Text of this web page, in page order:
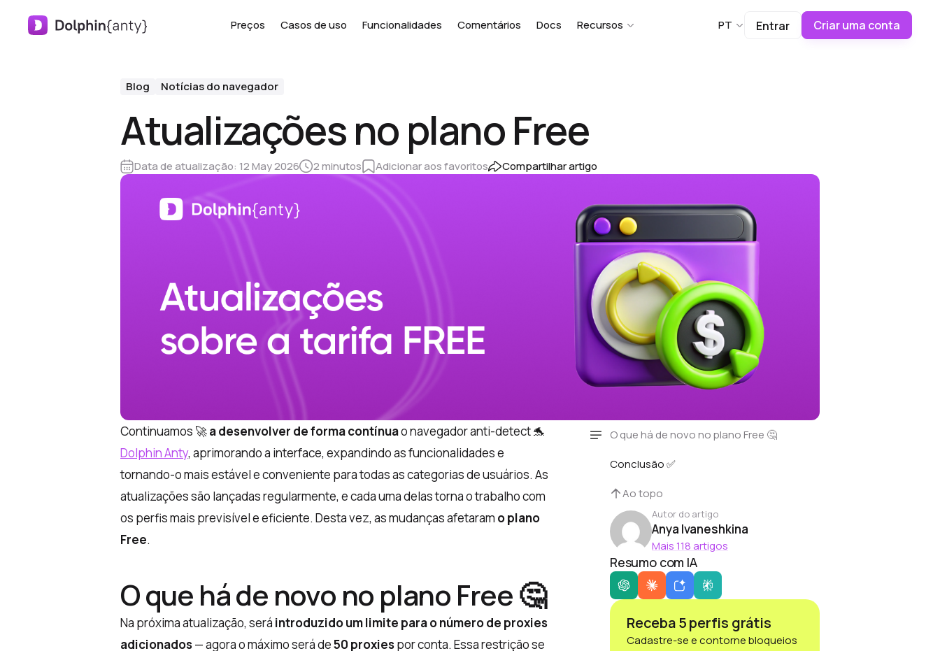
Preços Casos de uso Funcionalidades Comentários Docs Recursos PT Entrar Criar uma conta
Blog Notícias do navegador
Atualizações no plano Free
Data de atualização: 12 May 2026 2 minutos Adicionar aos favoritos Compartilhar artigo
Continuamos 🚀a desenvolver de forma contínuao navegador anti-detect 🐬
Dolphin Anty, aprimorando a interface, expandindo as funcionalidades e
tornando-o mais estável e conveniente para todas as categorias de usuários. As
atualizações são lançadas regularmente, e cada uma delas torna o trabalho com
os perfis mais previsível e eficiente. Desta vez, as mudanças afetaram o plano
Free.
O que há de novo no plano Free🤔
Na próxima atualização, será introduzido um limite para o número de proxies
adicionados— agora o máximo será de50 proxiespor conta. Essa restrição se
O que há de novo no plano Free 🤔
Conclusão ✅
Ao topo
Autor do artigo
Anya Ivaneshkina
Mais 118 artigos
Resumo com IA
Receba 5 perfis grátis
Cadastre-se e contorne bloqueios